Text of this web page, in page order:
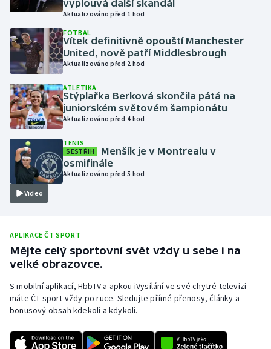
Lyže a snowboard
Moderní pětiboj
Motorsport
Olympijské hry
Parasport
Plavání
Ragby
Rychlobruslení
Rychlostní kanoistika
Short track
vyplouvá další skandál
Aktualizováno před 1 hod
FOTBAL
Vítek definitivně opouští Manchester
United, nově patří Middlesbrough
Aktualizováno před 2 hod
ATLETIKA
Stýplařka Berková skončila pátá na
juniorském světovém šampionátu
Aktualizováno před 4 hod
Video
TENIS
SESTŘIH
Menšík je v Montrealu v
osmifinále
Aktualizováno před 5 hod
APLIKACE ČT SPORT
Mějte celý sportovní svět vždy u sebe i na
velké obrazovce.
S mobilní aplikací, HbbTV a apkou iVysílání ve své chytré televizi
máte ČT sport vždy po ruce. Sledujte přímé přenosy, články a
bonusový obsah kdekoli a kdykoli.